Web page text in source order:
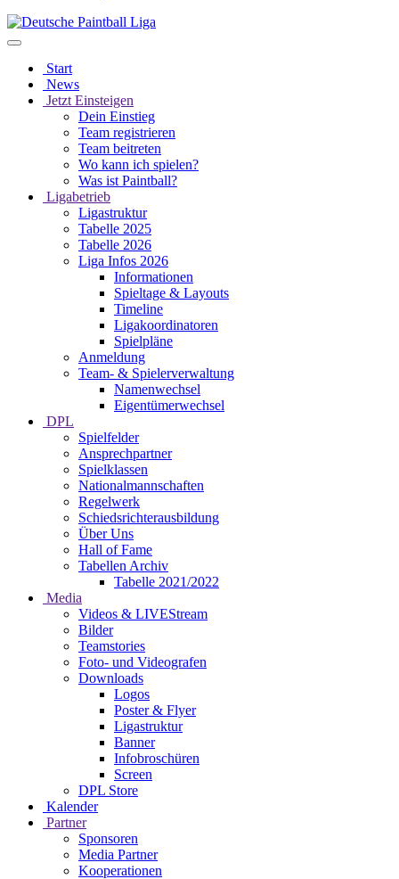
Start
News
Jetzt Einsteigen
Dein Einstieg
Team registrieren
Team beitreten
Wo kann ich spielen?
Was ist Paintball?
Ligabetrieb
Ligastruktur
Tabelle 2025
Tabelle 2026
Liga Infos 2026
Informationen
Spieltage & Layouts
Timeline
Ligakoordinatoren
Spielpläne
Anmeldung
Team- & Spielerverwaltung
Namenwechsel
Eigentümerwechsel
DPL
Spielfelder
Ansprechpartner
Spielklassen
Nationalmannschaften
Regelwerk
Schiedsrichterausbildung
Über Uns
Hall of Fame
Tabellen Archiv
Tabelle 2021/2022
Media
Videos & LIVEStream
Bilder
Teamstories
Foto- und Videografen
Downloads
Logos
Poster & Flyer
Ligastruktur
Banner
Infobroschüren
Screen
DPL Store
Kalender
Partner
Sponsoren
Media Partner
Kooperationen